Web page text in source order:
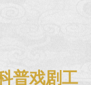
普戏剧工